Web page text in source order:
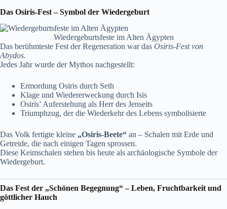
Das Osiris-Fest – Symbol der Wiedergeburt
Wiedergeburtsfeste im Alten Ägypten
Das berühmteste Fest der Regeneration war das Osiris-Fest von
Abydos.
Jedes Jahr wurde der Mythos nachgestellt:
Ermordung Osiris durch Seth
Klage und Wiedererweckung durch Isis
Osiris’ Auferstehung als Herr des Jenseits
Triumphzug, der die Wiederkehr des Lebens symbolisierte
Das Volk fertigte kleine „Osiris-Beete“ an – Schalen mit Erde und
Getreide, die nach einigen Tagen sprossen.
Diese Keimschalen stehen bis heute als archäologische Symbole der
Wiedergeburt.
Das Fest der „Schönen Begegnung“ – Leben, Fruchtbarkeit und
göttlicher Hauch